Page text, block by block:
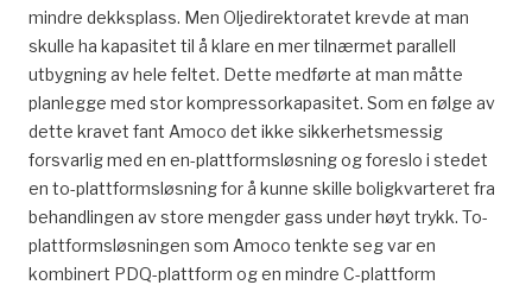
mindre dekksplass. Men Oljedirektoratet krevde at man
skulle ha kapasitet til å klare en mer tilnærmet parallell
utbygning av hele feltet. Dette medførte at man måtte
planlegge med stor kompressorkapasitet. Som en følge av
dette kravet fant Amoco det ikke sikkerhetsmessig
forsvarlig med en en-plattformsløsning og foreslo i stedet
en to-plattformsløsning for å kunne skille boligkvarteret fra
behandlingen av store mengder gass under høyt trykk. To-
plattformsløsningen som Amoco tenkte seg var en
kombinert PDQ-plattform og en mindre C-plattform